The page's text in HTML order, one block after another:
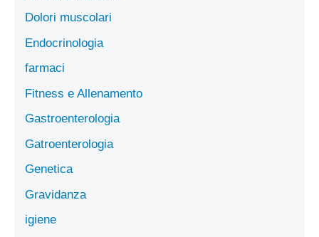
Dolori muscolari
Endocrinologia
farmaci
Fitness e Allenamento
Gastroenterologia
Gatroenterologia
Genetica
Gravidanza
igiene